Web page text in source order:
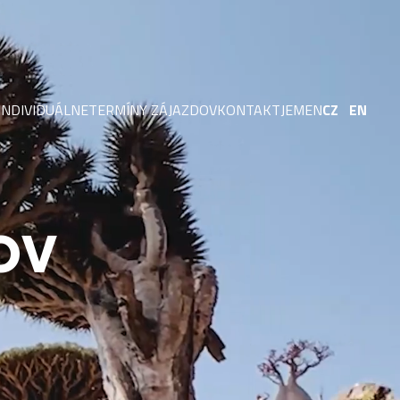
TERMÍNY ZÁJAZDOV
OKTÓBER 2026
OKTÓBER / NOVEMBER 2026
NOVEMBER 2026
NOVEMBER / DECEMBER 2026
DECEMBER 2026
DECEMBER 2026 / JANUÁR 2027
JANUÁR 2027
JANUÁR / FEBRUÁR 2027
FEBRUÁR 2027
KONTAKTJEMENCZ EN